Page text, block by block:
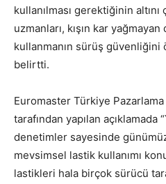
kullanılması gerektiğinin
uzmanları, kışın kar
kullanmanın sürüş güvenliğini
belirtti.
Euromaster Türkiye
tarafından yapılan
denetimler sayesinde
mevsimsel lastik kullanımı
lastikleri hala birçok sürücü